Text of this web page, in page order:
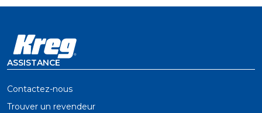
ASSISTANCE
Contactez-nous
Trouver un revendeur